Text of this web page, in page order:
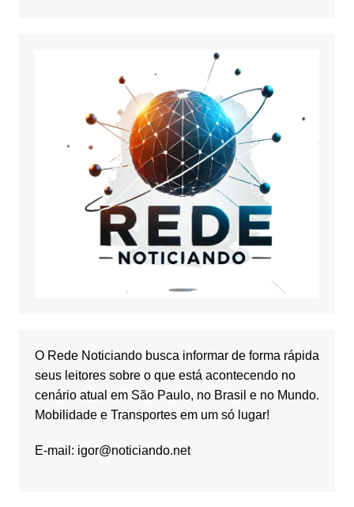
O Rede Noticiando busca informar de forma rápida
seus leitores sobre o que está acontecendo no
cenário atual em São Paulo, no Brasil e no Mundo.
Mobilidade e Transportes em um só lugar!
E-mail: igor@noticiando.net